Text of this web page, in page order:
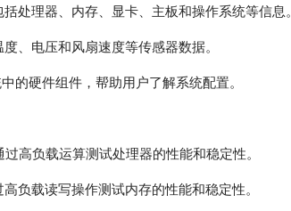
处理器、内存、显卡、主板和操作系统等信息。
、电压和风扇速度等传感器数据。
的硬件组件，帮助用户了解系统配置。
高负载运算测试处理器的性能和稳定性。
负载读写操作测试内存的性能和稳定性。